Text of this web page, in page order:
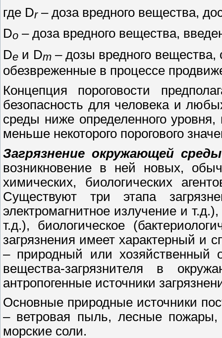
где Dr– доза вредного вещества,
Do – доза вредного вещества,
De и Dm– дозы вредного вещества,
обезвреженные в процессе
Концепция пороговости
безопасность для человека и
среды ниже определенного
меньше некоторого порогового
Загрязнение окружающей среды
возникновение в ней новых,
химических, биологических
Существуют три этапа
электромагнитное излучение и
т.д.), биологическое
загрязнения имеет характерный и
– природный или хозяйственный
вещества-загрязнителя в
антропогенные источники
Основные природные источники
– ветровая пыль, лесные пожары,
морские соли.